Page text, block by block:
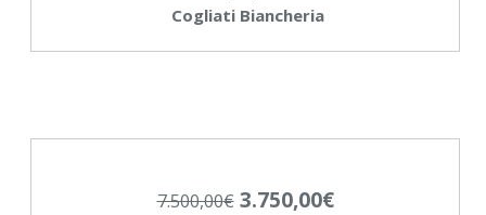
Cogliati Biancheria
7.500,00€ 3.750,00€